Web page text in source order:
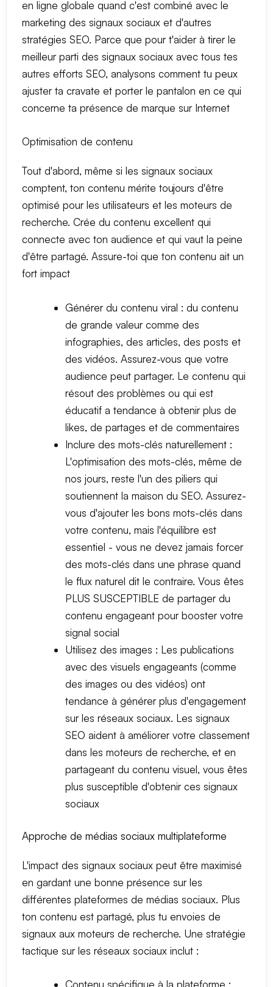
en ligne globale quand c'est combiné avec le
marketing des signaux sociaux et d'autres
stratégies SEO. Parce que pour t'aider à tirer le
meilleur parti des signaux sociaux avec tous tes
autres efforts SEO, analysons comment tu peux
ajuster ta cravate et porter le pantalon en ce qui
concerne ta présence de marque sur Internet
Optimisation de contenu
Tout d'abord, même si les signaux sociaux
comptent, ton contenu mérite toujours d'être
optimisé pour les utilisateurs et les moteurs de
recherche. Crée du contenu excellent qui
connecte avec ton audience et qui vaut la peine
d'être partagé. Assure-toi que ton contenu ait un
fort impact
Générer du contenu viral : du contenu
de grande valeur comme des
infographies, des articles, des posts et
des vidéos. Assurez-vous que votre
audience peut partager. Le contenu qui
résout des problèmes ou qui est
éducatif a tendance à obtenir plus de
likes, de partages et de commentaires
Inclure des mots-clés naturellement :
L'optimisation des mots-clés, même de
nos jours, reste l'un des piliers qui
soutiennent la maison du SEO. Assurez-
vous d'ajouter les bons mots-clés dans
votre contenu, mais l'équilibre est
essentiel - vous ne devez jamais forcer
des mots-clés dans une phrase quand
le flux naturel dit le contraire. Vous êtes
PLUS SUSCEPTIBLE de partager du
contenu engageant pour booster votre
signal social
Utilisez des images : Les publications
avec des visuels engageants (comme
des images ou des vidéos) ont
tendance à générer plus d'engagement
sur les réseaux sociaux. Les signaux
SEO aident à améliorer votre classement
dans les moteurs de recherche, et en
partageant du contenu visuel, vous êtes
plus susceptible d'obtenir ces signaux
sociaux
Approche de médias sociaux multiplateforme
L'impact des signaux sociaux peut être maximisé
en gardant une bonne présence sur les
différentes plateformes de médias sociaux. Plus
ton contenu est partagé, plus tu envoies de
signaux aux moteurs de recherche. Une stratégie
tactique sur les réseaux sociaux inclut :
Contenu spécifique à la plateforme :